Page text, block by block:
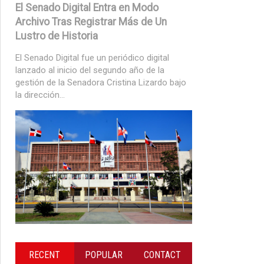
El Senado Digital Entra en Modo
Archivo Tras Registrar Más de Un
Lustro de Historia
El Senado Digital fue un periódico digital
lanzado al inicio del segundo año de la
gestión de la Senadora Cristina Lizardo bajo
la dirección...
RECENT POPULAR CONTACT